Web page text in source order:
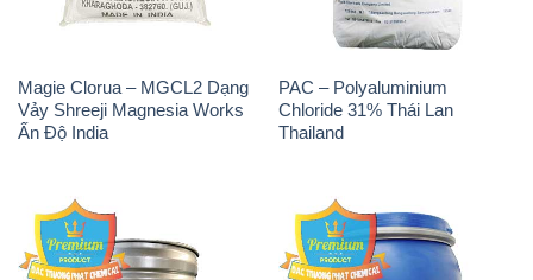
Magie Clorua – MGCL2 Dạng
Vảy Shreeji Magnesia Works
Ấn Độ India
PAC – Polyaluminium
Chloride 31% Thái Lan
Thailand